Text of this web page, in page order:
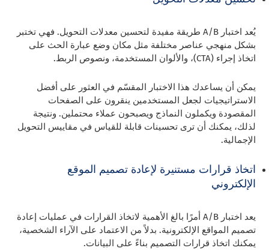
يُعد اختبار A/B طريقة مفيدة لتحسين معدلات التحويل. فهي تختبر
بشكل منهجي عناصر مختلفة مثل مكان وضع عبارة الحث على
اتخاذ إجراء (CTA)، والألوان المستخدمة، ونصوص الربط.
يمكن أن يساعدك هذا الاختبار المقسّم في العثور على أفضل
الاستراتيجيات لجعل المستخدمين ينقرون على الصفحات
المقصودة ويكملون النماذج ويصبحون عملاء محتملين. ونتيجة
لذلك، يمكنك أن ترى تحسينات قابلة للقياس في مقاييس التحويل
الإجمالية.
اتخاذ قرارات مستنيرة لإعادة تصميم الموقع
الإلكتروني
يعد اختبار A/B أمرًا بالغ الأهمية لاتخاذ القرارات في عمليات إعادة
تصميم المواقع الإلكترونية. بدلاً من الاعتماد على الآراء الشخصية،
يمكنك اتخاذ قرارات التصميم بناءً على البيانات.